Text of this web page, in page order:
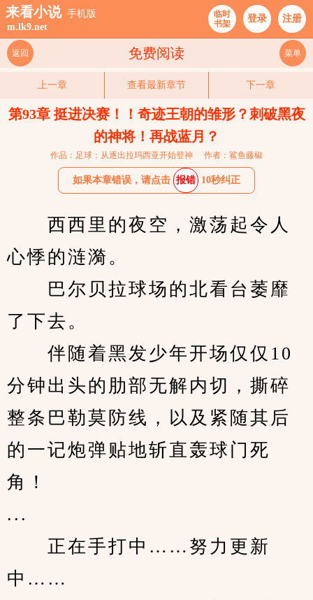
来看小说 手机版
m.lk9.net
临时
书架
登录 注册
免费阅读
返回 菜单
上一章 查看最新章节 下一章
第93章 挺进决赛！！奇迹王朝的雏形？刺破黑夜
的神将！再战蓝月？
作品：足球：从逐出拉玛西亚开始登神 作者：鲨鱼藤椒
如果本章错误，请点击 报错 10秒纠正
西西里的夜空，激荡起令人
心悸的涟漪。
巴尔贝拉球场的北看台萎靡
了下去。
伴随着黑发少年开场仅仅10
分钟出头的肋部无解内切，撕碎
整条巴勒莫防线，以及紧随其后
的一记炮弹贴地斩直轰球门死
角！
...
正在手打中……努力更新
中……